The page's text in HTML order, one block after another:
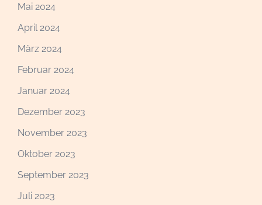
Mai 2024
April 2024
März 2024
Februar 2024
Januar 2024
Dezember 2023
November 2023
Oktober 2023
September 2023
Juli 2023